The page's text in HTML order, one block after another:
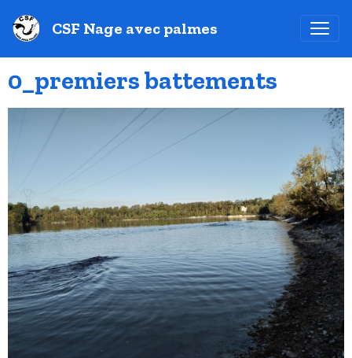
CSF Nage avec palmes
0_premiers battements